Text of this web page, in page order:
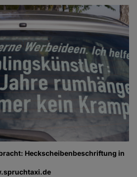
Heckscheibenbeschriftung in